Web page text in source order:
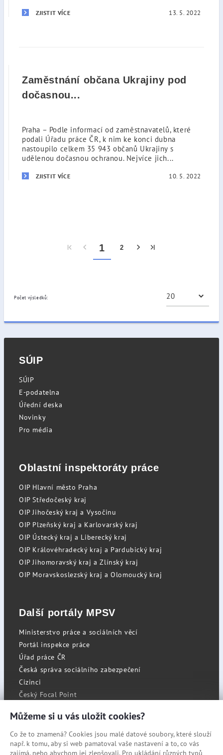
ZJISTIT VÍCE 13. 5. 2022
Zaměstnání občana Ukrajiny pod
dočasnou...
Praha – Podle informací od zaměstnavatelů, které
podali Úřadu práce ČR, k nim ke konci dubna
nastoupilo celkem 35 943 občanů Ukrajiny s
udělenou dočasnou ochranou. Nejvíce jich...
ZJISTIT VÍCE 10. 5. 2022
1 2
Počet výsledků:
SÚIP
SÚIP
E-podatelna
Úřední deska
Novinky
Pro média
Oblastní inspektoráty práce
OIP Hlavní město Praha
OIP Středočeský kraj
OIP Jihočeský kraj a Vysočinu
OIP Plzeňský kraj a Karlovarský kraj
OIP Ústecký kraj a Liberecký kraj
OIP Královéhradecký kraj a Pardubický kraj
OIP Jihomoravský kraj a Zlínský kraj
OIP Moravskoslezský kraj a Olomoucký kraj
Další portály MPSV
Ministerstvo práce a sociálních věcí
Portál inspekce práce
Úřad práce ČR
Česká správa sociálního zabezpečení
Cizinci
Český Focal Point
RSS
Cookies
Můžeme si u vás uložit cookies?
Co že to znamená? Cookies jsou malé datové soubory, které slouží
např. k tomu, aby si web pamatoval vaše nastavení a to, co vás
zajímá, nebo abychom jej zlepšovali. Pro ukládání různých typů